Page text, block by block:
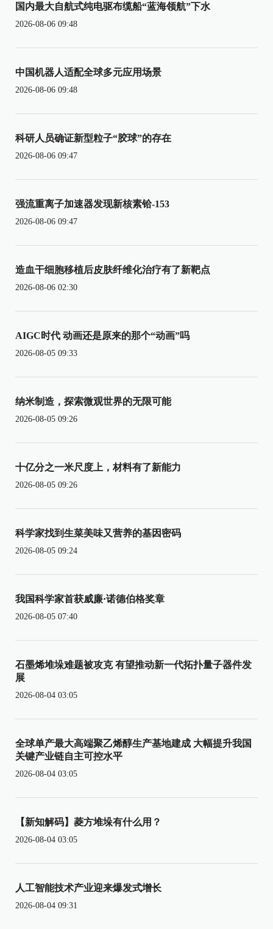
国内最大自航式纯电驱布缆船“蓝海领航”下水
2026-08-06 09:48
中国机器人适配全球多元应用场景
2026-08-06 09:48
科研人员确证新型粒子“胶球”的存在
2026-08-06 09:47
强流重离子加速器发现新核素铪-153
2026-08-06 09:47
造血干细胞移植后皮肤纤维化治疗有了新靶点
2026-08-06 02:30
AIGC时代 动画还是原来的那个“动画”吗
2026-08-05 09:33
纳米制造，探索微观世界的无限可能
2026-08-05 09:26
十亿分之一米尺度上，材料有了新能力
2026-08-05 09:26
科学家找到生菜美味又营养的基因密码
2026-08-05 09:24
我国科学家首获威廉·诺德伯格奖章
2026-08-05 07:40
石墨烯堆垛难题被攻克 有望推动新一代拓扑量子器件发
展
2026-08-04 03:05
全球单产最大高端聚乙烯醇生产基地建成 大幅提升我国
关键产业链自主可控水平
2026-08-04 03:05
【新知解码】菱方堆垛有什么用？
2026-08-04 03:05
人工智能技术产业迎来爆发式增长
2026-08-04 09:31